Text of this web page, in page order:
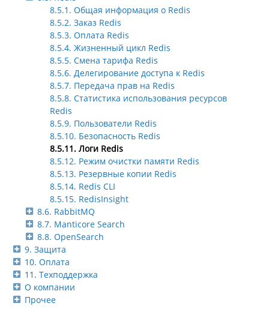
8.5.1. Общая информация о Redis
8.5.2. Заказ Redis
8.5.3. Оплата Redis
8.5.4. Жизненный цикл Redis
8.5.5. Смена тарифа Redis
8.5.6. Делегирование доступа к Redis
8.5.7. Передача прав на Redis
8.5.8. Статистика использования ресурсов
Redis
8.5.9. Пользователи Redis
8.5.10. Безопасность Redis
8.5.11. Логи Redis
8.5.12. Режим очистки памяти Redis
8.5.13. Резервные копии Redis
8.5.14. Redis CLI
8.5.15. RedisInsight
8.6. RabbitMQ
8.7. Manticore Search
8.8. OpenSearch
9. Защита
10. Оплата
11. Техподдержка
О компании
Прочее